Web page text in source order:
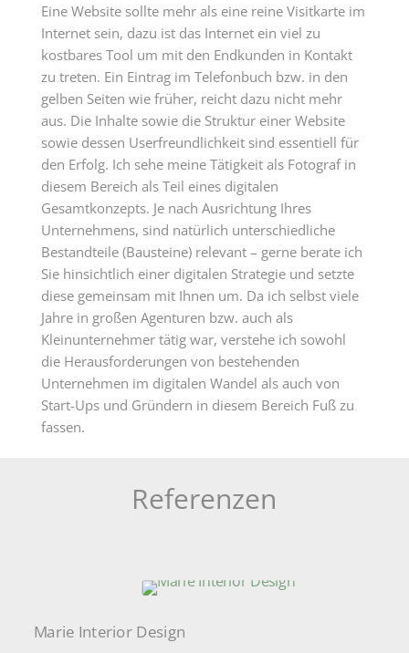
Eine Website sollte mehr als eine reine Visitkarte im
Internet sein, dazu ist das Internet ein viel zu
kostbares Tool um mit den Endkunden in Kontakt
zu treten. Ein Eintrag im Telefonbuch bzw. in den
gelben Seiten wie früher, reicht dazu nicht mehr
aus. Die Inhalte sowie die Struktur einer Website
sowie dessen Userfreundlichkeit sind essentiell für
den Erfolg. Ich sehe meine Tätigkeit als Fotograf in
diesem Bereich als Teil eines digitalen
Gesamtkonzepts. Je nach Ausrichtung Ihres
Unternehmens, sind natürlich unterschiedliche
Bestandteile (Bausteine) relevant – gerne berate ich
Sie hinsichtlich einer digitalen Strategie und setzte
diese gemeinsam mit Ihnen um. Da ich selbst viele
Jahre in großen Agenturen bzw. auch als
Kleinunternehmer tätig war, verstehe ich sowohl
die Herausforderungen von bestehenden
Unternehmen im digitalen Wandel als auch von
Start-Ups und Gründern in diesem Bereich Fuß zu
fassen.
Referenzen
Marie Interior Design